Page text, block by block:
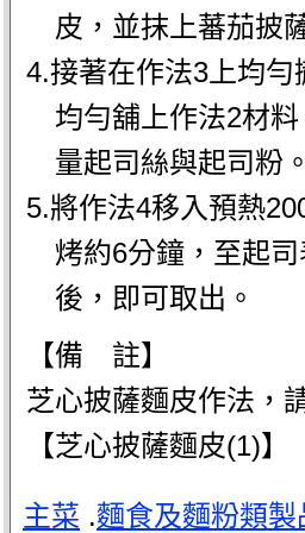
皮，並抹上蕃茄披
4.接著在作法3上均勻
均勻舖上作法2材
量起司絲與起司粉。
5.將作法4移入預熱
烤約6分鐘，至起
後，即可取出。
【備 註】
芝心披薩麵皮作法，
【芝心披薩麵皮(1)】
主菜 .麵食及麵粉類製